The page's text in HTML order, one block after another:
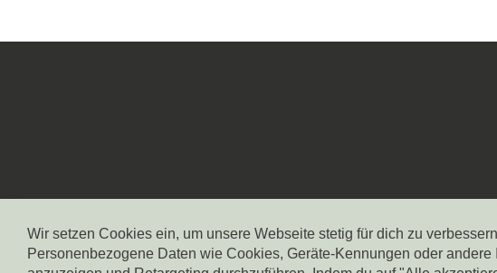
STARTSEITE IMPRESSUM DATENSCHUTZ COOKIES
Wir setzen Cookies ein, um unsere Webseite stetig für dich zu
Personenbezogene Daten wie Cookies, Geräte-Kennungen oder